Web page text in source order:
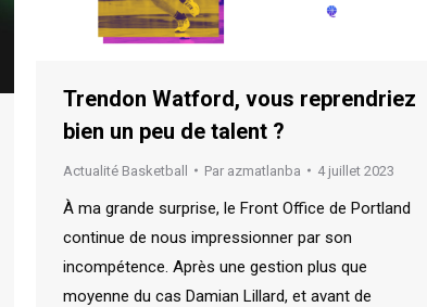
Trendon Watford, vous reprendriez
bien un peu de talent ?
Actualité Basketball Par azmatlanba 4 juillet 2023
À ma grande surprise, le Front Office de Portland
continue de nous impressionner par son
incompétence. Après une gestion plus que
moyenne du cas Damian Lillard, et avant de